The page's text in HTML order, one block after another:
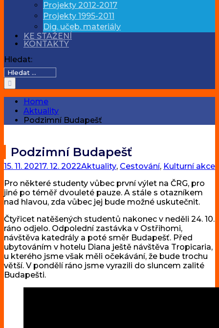
Projekty 2012-2017
Projekty 1995-2011
Dig. učeb. materiály
KE STAŽENÍ
KONTAKTY
Hledat:
Home
Aktuality
Podzimní Budapešť
Podzimní Budapešť
15. 11. 20217. 12. 2022Aktuality, Cestování, Kulturní akce
Pro některé studenty vůbec první výlet na ČRG, pro
jiné po téměř dvouleté pauze. A stále s otazníkem
nad hlavou, zda vůbec jej bude možné uskutečnit.
Čtyřicet natěšených studentů nakonec v neděli 24. 10.
ráno odjelo. Odpolední zastávka v Ostřihomi,
návštěva katedrály a poté směr Budapešť. Před
ubytováním v hotelu Diana ještě návštěva Tropicaria,
u kterého jsme však měli očekávání, že bude trochu
větší. V pondělí ráno jsme vyrazili do sluncem zalité
Budapešti.